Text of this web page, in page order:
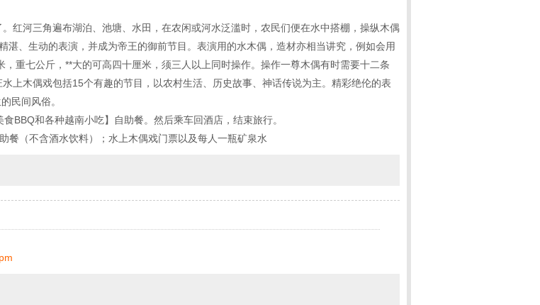
红河三角遍布湖泊、池塘、水田，在农闲或河水泛滥时，农民们便在水中搭棚，操纵木偶
、生动的表演，并成为帝王的御前节目。表演用的水木偶，造材亦相当讲究，例如会用
重七公斤，**大的可高四十厘米，须三人以上同时操作。操作一尊木偶有时需要十二条
上木偶戏包括15个有趣的节目，以农村生活、历史故事、神话传说为主。精彩绝伦的表
民间风俗。
BBQ和各种越南小吃】自助餐。然后乘车回酒店，结束旅行。
餐（不含酒水饮料）；水上木偶戏门票以及每人一瓶矿泉水